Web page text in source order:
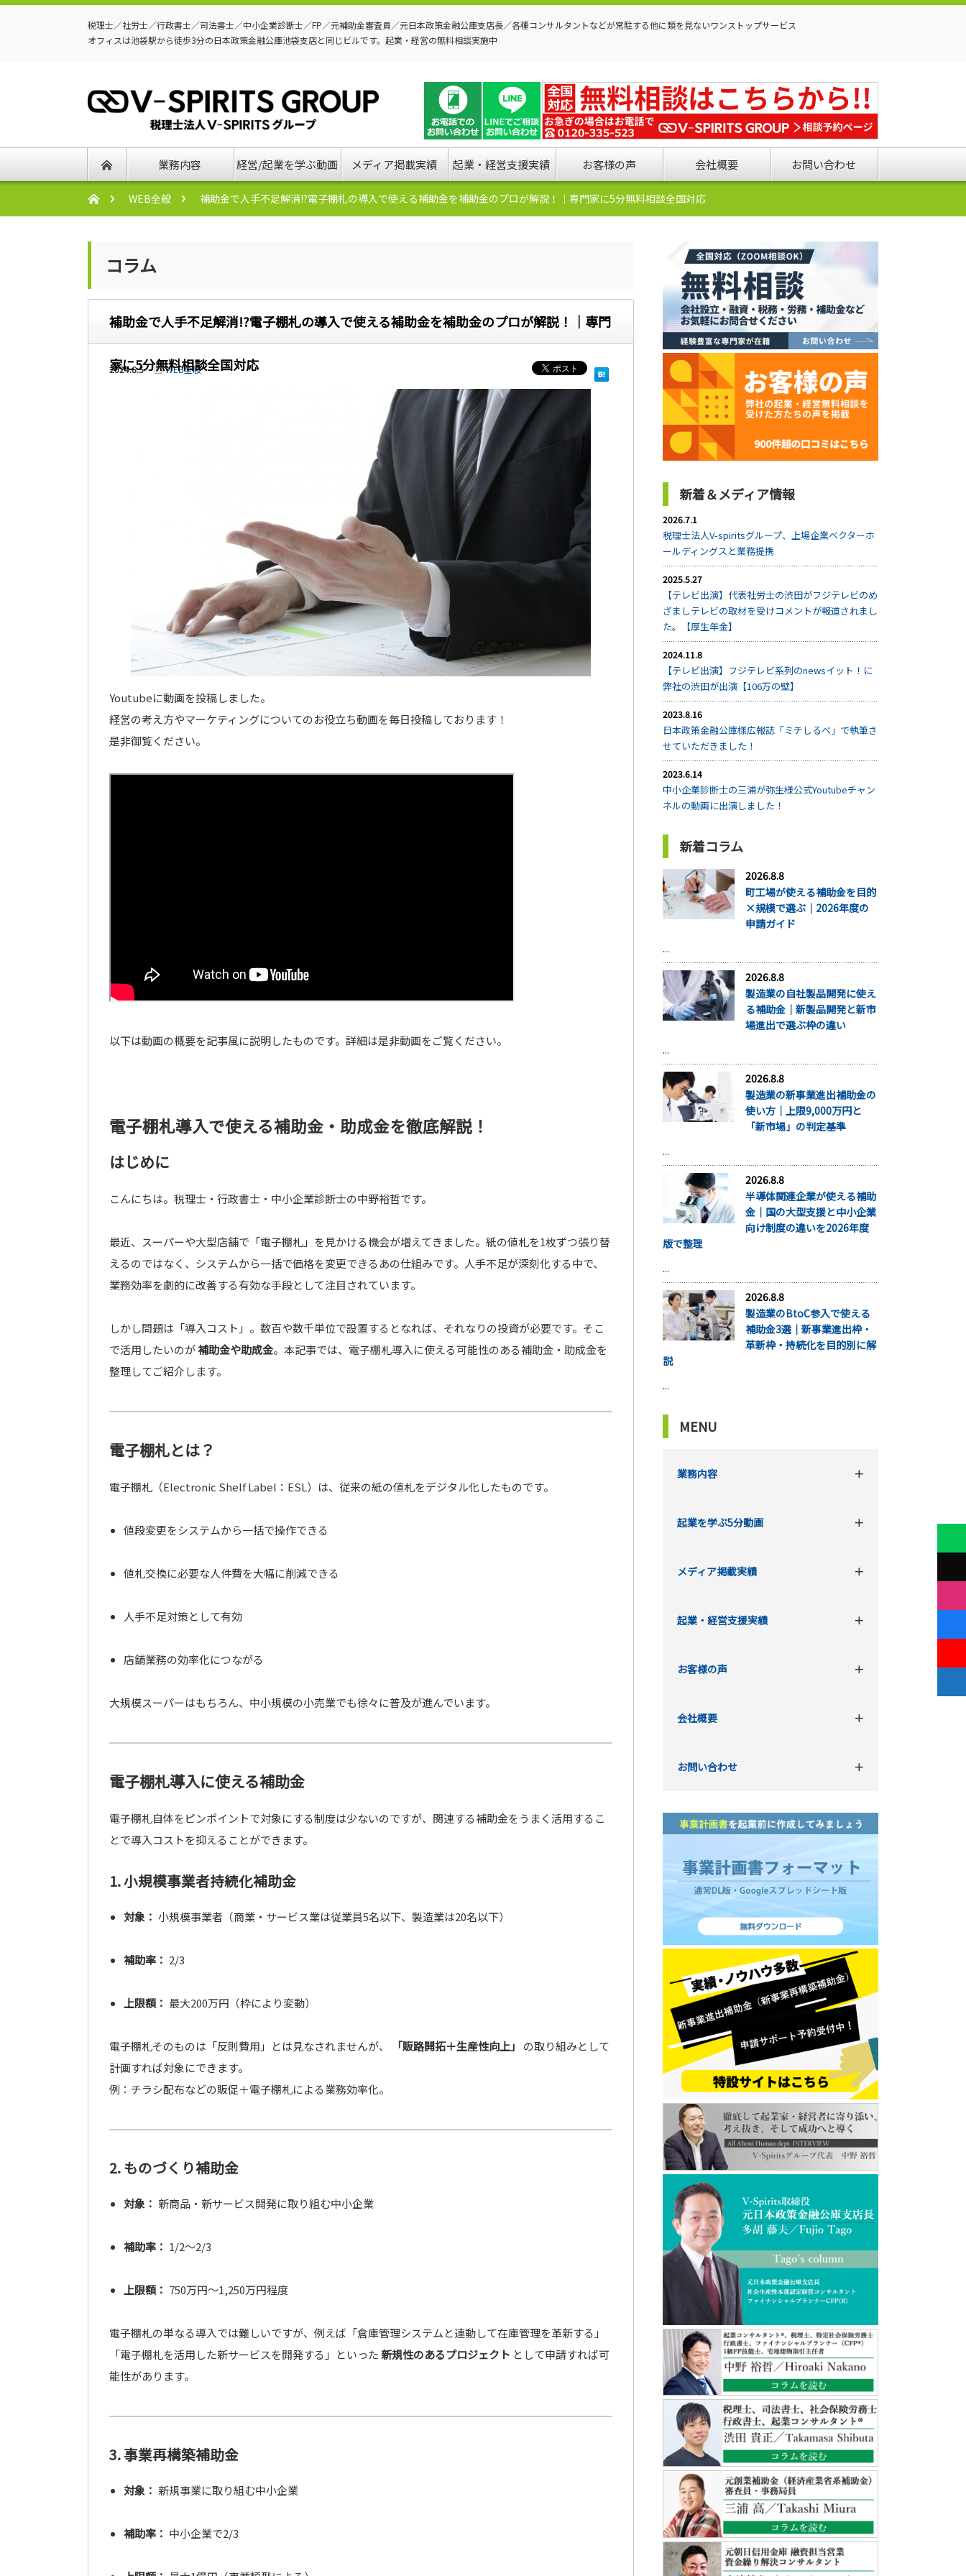
税理士／社労士／行政書士／司法書士／中小企業診断士／FP／元補助金審査員／元日本政策金融公庫支店長／各種コンサルタントなどが常駐する他に類を見ないワンストップサービス
オフィスは池袋駅から徒歩3分の日本政策金融公庫池袋支店と同じビルです。起業・経営の無料相談実施中
業務内容 経営/起業を学ぶ動画 メディア掲載実績 起業・経営支援実績 お客様の声 会社概要 お問い合わせ
WEB全般 補助金で人手不足解消!?電子棚札の導入で使える補助金を補助金のプロが解説！｜専門家に5分無料相談全国対応
コラム
補助金で人手不足解消!?電子棚札の導入で使える補助金を補助金のプロが解説！｜専門
家に5分無料相談全国対応
2024.6.5 WEB全般
Youtubeに動画を投稿しました。
経営の考え方やマーケティングについてのお役立ち動画を毎日投稿しております！
是非御覧ください。
以下は動画の概要を記事風に説明したものです。詳細は是非動画をご覧ください。
電子棚札導入で使える補助金・助成金を徹底解説！
はじめに
こんにちは。税理士・行政書士・中小企業診断士の中野裕哲です。
最近、スーパーや大型店舗で「電子棚札」を見かける機会が増えてきました。紙の値札を1枚ずつ張り替
えるのではなく、システムから一括で価格を変更できるあの仕組みです。人手不足が深刻化する中で、
業務効率を劇的に改善する有効な手段として注目されています。
しかし問題は「導入コスト」。数百や数千単位で設置するとなれば、それなりの投資が必要です。そこ
で活用したいのが補助金や助成金。本記事では、電子棚札導入に使える可能性のある補助金・助成金を
整理してご紹介します。
電子棚札とは？
電子棚札（Electronic Shelf Label：ESL）は、従来の紙の値札をデジタル化したものです。
値段変更をシステムから一括で操作できる
値札交換に必要な人件費を大幅に削減できる
人手不足対策として有効
店舗業務の効率化につながる
大規模スーパーはもちろん、中小規模の小売業でも徐々に普及が進んでいます。
電子棚札導入に使える補助金
電子棚札自体をピンポイントで対象にする制度は少ないのですが、関連する補助金をうまく活用するこ
とで導入コストを抑えることができます。
1. 小規模事業者持続化補助金
対象： 小規模事業者（商業・サービス業は従業員5名以下、製造業は20名以下）
補助率： 2/3
上限額： 最大200万円（枠により変動）
電子棚札そのものは「反則費用」とは見なされませんが、 「販路開拓＋生産性向上」
の取り組みとして
計画すれば対象にできます。
例：チラシ配布などの販促＋電子棚札による業務効率化。
2. ものづくり補助金
対象： 新商品・新サービス開発に取り組む中小企業
補助率： 1/2～2/3
上限額： 750万円～1,250万円程度
電子棚札の単なる導入では難しいですが、例えば「倉庫管理システムと連動して在庫管理を革新する」
「電子棚札を活用した新サービスを開発する」といった新規性のあるプロジェクト として申請すれば可
能性があります。
3. 事業再構築補助金
対象： 新規事業に取り組む中小企業
補助率： 中小企業で2/3
新着＆メディア情報
2026.7.1
税理士法人V-spiritsグループ、上場企業ベクターホ
ールディングスと業務提携
2025.5.27
【テレビ出演】代表社労士の渋田がフジテレビのめ
ざましテレビの取材を受けコメントが報道されまし
た。【厚生年金】
2024.11.8
【テレビ出演】フジテレビ系列のnewsイット！に
弊社の渋田が出演【106万の壁】
2023.8.16
日本政策金融公庫様広報誌「ミチしるべ」で執筆さ
せていただきました！
2023.6.14
中小企業診断士の三浦が弥生様公式Youtubeチャン
ネルの動画に出演しました！
新着コラム
2026.8.8
町工場が使える補助金を目的
×規模で選ぶ｜2026年度の
申請ガイド
...
2026.8.8
製造業の自社製品開発に使え
る補助金｜新製品開発と新市
場進出で選ぶ枠の違い
...
2026.8.8
製造業の新事業進出補助金の
使い方｜上限9,000万円と
「新市場」の判定基準
...
2026.8.8
半導体関連企業が使える補助
金｜国の大型支援と中小企業
向け制度の違いを2026年度
版で整理
...
2026.8.8
製造業のBtoC参入で使える
補助金3選｜新事業進出枠・
革新枠・持続化を目的別に解
説
...
MENU
業務内容
起業を学ぶ5分動画
メディア掲載実績
起業・経営支援実績
お客様の声
会社概要
お問い合わせ